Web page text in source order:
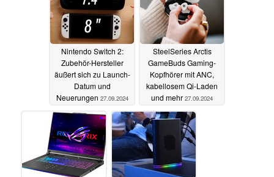
Nintendo Switch 2:
Zubehör-Hersteller
äußert sich zu Launch-
Datum und
Neuerungen 27.09.2024
SteelSeries Arctis
GameBuds Gaming-
Kopfhörer mit ANC,
kabellosem Qi-Laden
und mehr 27.09.2024